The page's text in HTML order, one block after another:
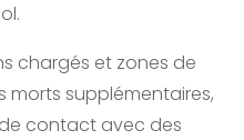
chargés et zones de
supplémentaires,
contact avec des